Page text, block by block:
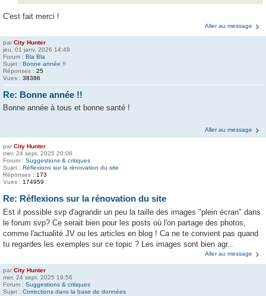
C'est fait merci !
Aller au message
par City Hunter
jeu. 01 janv. 2026 14:49
Forum : Bla Bla
Sujet : Bonne année !!
Réponses : 25
Vues : 38386
Re: Bonne année !!
Bonne année à tous et bonne santé !
Aller au message
par City Hunter
mer. 24 sept. 2025 20:06
Forum : Suggestions & critiques
Sujet : Réflexions sur la rénovation du site
Réponses : 173
Vues : 174959
Re: Réflexions sur la rénovation du site
Est il possible svp d'agrandir un peu la taille des images "plein écran" dans
le forum svp? Ce serait bien pour les posts où l'on partage des photos,
comme l'actualité JV ou les articles en blog ! Ca ne te convient pas quand
tu regardes les exemples sur ce topic ? Les images sont bien agr...
Aller au message
par City Hunter
mer. 24 sept. 2025 19:56
Forum : Suggestions & critiques
Sujet : Corrections dans la base de données